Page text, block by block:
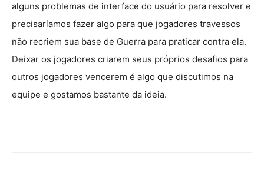
alguns problemas de interface do usuário para resolver e
precisaríamos fazer algo para que jogadores travessos
não recriem sua base de Guerra para praticar contra ela.
Deixar os jogadores criarem seus próprios desafios para
outros jogadores vencerem é algo que discutimos na
equipe e gostamos bastante da ideia.